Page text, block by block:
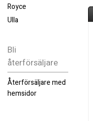
Royce
Ulla
Bli
återförsäljare
Återförsäljare med
hemsidor